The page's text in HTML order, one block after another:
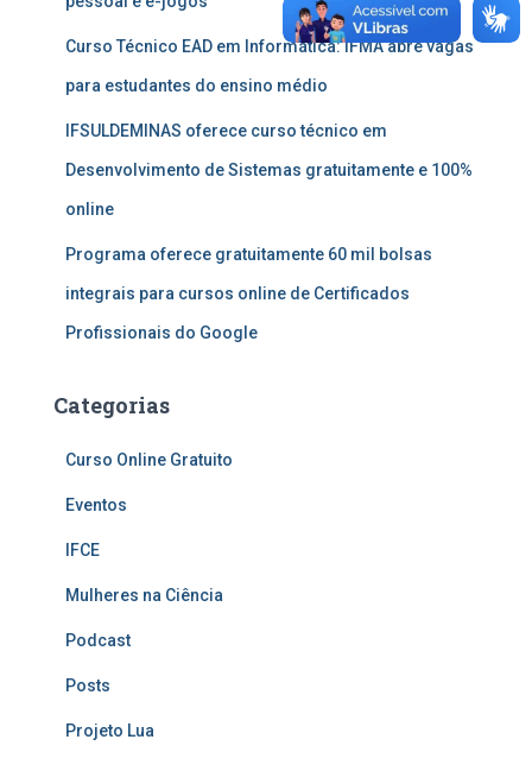
Curso Técnico EAD em Informática: IFMA abre vagas
para estudantes do ensino médio
IFSULDEMINAS oferece curso técnico em
Desenvolvimento de Sistemas gratuitamente e 100%
online
Programa oferece gratuitamente 60 mil bolsas
integrais para cursos online de Certificados
Profissionais do Google
Categorias
Curso Online Gratuito
Eventos
IFCE
Mulheres na Ciência
Podcast
Posts
Projeto Lua